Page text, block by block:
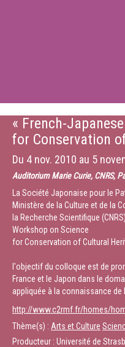
« French-
for Conservation
Du 4 nov. 2010 au 5
Auditorium Marie Curie, CNRS,
La Société Japonaise pour le
Ministère de la Culture et de la
la Recherche Scientifique
Workshop on Science
for Conservation of Cultural
l'objectif du colloque est de
France et le Japon dans le
appliquée à la connaissance de
http://www.c2rmf.fr/homes/
Thème(s) : Arts et Culture
Producteur : Université de